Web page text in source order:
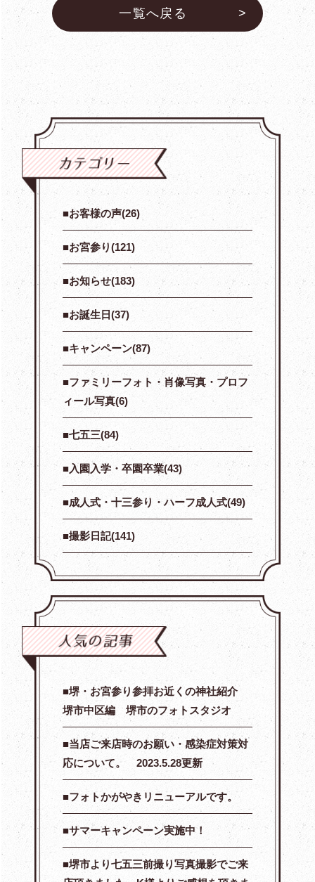
お客様の声(26)
お宮参り(121)
お知らせ(183)
お誕生日(37)
キャンペーン(87)
ファミリーフォト・肖像写真・プロフ
ィール写真(6)
七五三(84)
入園入学・卒園卒業(43)
成人式・十三参り・ハーフ成人式(49)
撮影日記(141)
堺・お宮参り参拝お近くの神社紹介
堺市中区編 堺市のフォトスタジオ
当店ご来店時のお願い・感染症対策対
応について。 2023.5.28更新
フォトかがやきリニューアルです。
サマーキャンペーン実施中！
堺市より七五三前撮り写真撮影でご来
一覧へ戻る